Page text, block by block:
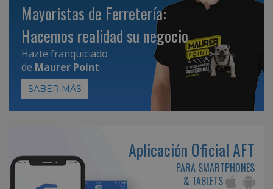
Mayoristas de Ferretería:
Hacemos realidad su negocio
Hazte franquiciado
de Maurer Point
SABER MÁS
Aplicación Oficial AFT
PARA SMARTPHONES
& TABLETS